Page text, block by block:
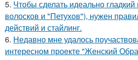
5. Чтобы сделать идеально
волосков и "Петухов"), нужен
действий и стайлинг.
6. Недавно мне удалось
интересном проекте "Женский